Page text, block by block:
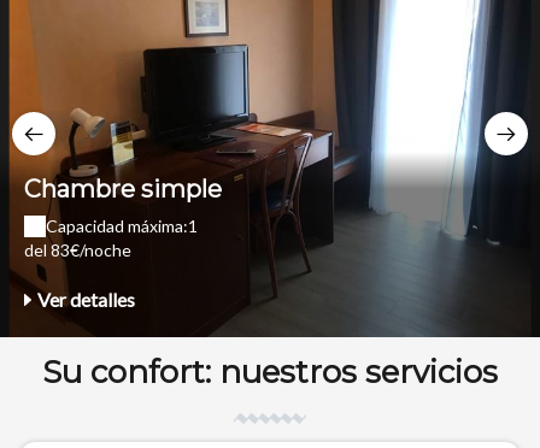
Chambre simple
Capacidad máxima:1
del 83€/noche
Ver detalles
Su confort: nuestros servicios